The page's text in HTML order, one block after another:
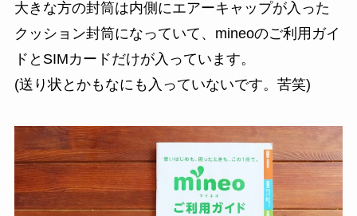
大きな方の封筒は内側にエアーキャップが入った
クッション封筒になっていて、mineoのご利用ガイ
ドとSIMカードだけが入っています。
(送り状とかもなにも入っていないです。苦笑)